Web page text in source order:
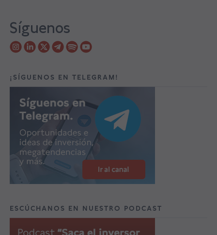
Síguenos
¡SÍGUENOS EN TELEGRAM!
ESCÚCHANOS EN NUESTRO PODCAST